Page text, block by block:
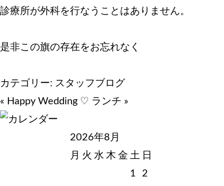
診療所が外科を行なうことはありません。
是非この旗の存在をお忘れなく
カテゴリー: スタッフブログ
« Happy Wedding ♡ ランチ »
2026年8月
月 火 水 木 金 土 日
1
2